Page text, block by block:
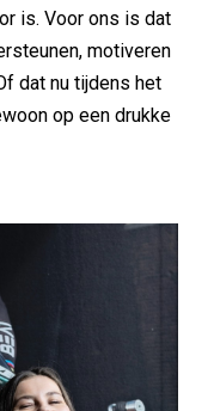
is. Voor ons is dat
motiveren
dat nu tijdens het
op een drukke